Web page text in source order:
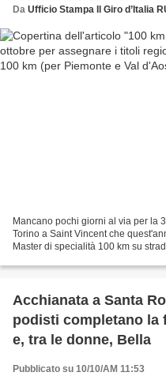
Da Ufficio Stampa Il Giro d’Italia
Mancano pochi giorni al via per la
Torino a Saint Vincent che
Master di specialità 100 km su
Acchianata a Santa
podisti completano la
e, tra le donne, Bella
Pubblicato su 10/10/AM 11:53